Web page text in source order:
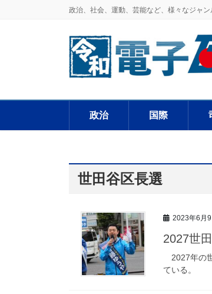
政治、社会、運動、芸能など、様々なジャ
政治 国際
世田谷区長選
2023年6月9
2027世
2027年の
ている。